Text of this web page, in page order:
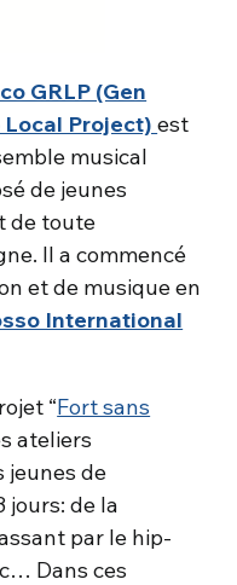
GRLP (Gen
Local Project)est
musical
de jeunes
de toute
Il a commencé
et de musique en
International
“Fort sans
ateliers
jeunes de
de la
par le hip-
Dans ces